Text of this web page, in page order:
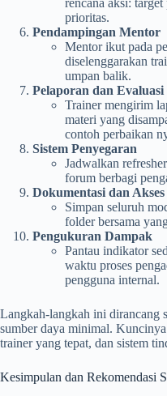
rencana aksi:
prioritas.
Pendampingan Mentor
Mentor ikut pada
diselenggarakan
umpan balik.
Pelaporan dan Evaluasi
Trainer mengirim
materi yang
contoh perbaikan
Sistem Penyegaran
Jadwalkan
forum berbagi
Dokumentasi dan
Simpan seluruh
folder bersama
Pengukuran Dampak
Pantau indikator
waktu proses
pengguna internal.
Langkah-langkah ini dirancang
sumber daya minimal.
trainer yang tepat, dan sistem
Kesimpulan dan Rekomendasi